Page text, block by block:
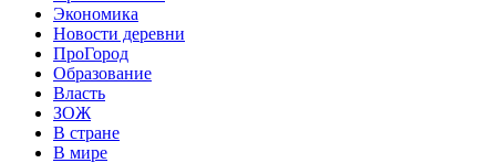
Экономика
Новости деревни
ПроГород
Образование
Власть
ЗОЖ
В стране
В мире